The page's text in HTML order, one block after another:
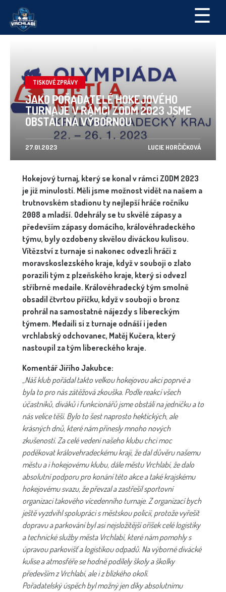
☰
TISKOVÉ ZPRÁVY
JAKO POŘADATELÉ HOKEJOVÉHO
TURNAJE V RÁMCI ZODM 2023 JSME
OBSTÁLI NA VÝBORNOU
27.01.2023 LUCIE HORČIČKOVÁ
Hokejový turnaj, který se konal v rámci ZODM 2023
je již minulostí. Měli jsme možnost vidět na našem a
trutnovském stadionu ty nejlepší hráče ročníku
2008 a mladší. Odehrály se tu skvělé zápasy a
především zápasy domácího, královéhradeckého
týmu, byly ozdobeny skvělou diváckou kulisou.
Vítězství z turnaje si nakonec odvezli hráči z
moravskoslezského kraje, když v souboji o zlato
porazili tým z plzeňského kraje, který si odvezl
stříbrné medaile. Královéhradecký tým smolně
obsadil čtvrtou příčku, když v souboji o bronz
prohrál na samostatné nájezdy s libereckým
týmem. Medaili si z turnaje odnáší i jeden
vrchlabský odchovanec, Matěj Kučera, který
nastoupil za tým libereckého kraje.
Komentář Jiřího Jakubce:
„Náš klub pořádal takto velkou hokejovou akci poprvé a
byla to pro nás zátěžová zkouška. Podle reakcí všech
účastníků, diváků i funkcionářů jsme obstáli na jedničku a to
nás velice těší. Bylo to šest naprosto hektických, ale
krásných dnů, které nám přinesly mnoho nových
zkušeností. Za celé vedení našeho klubu chci moc
poděkovat královehradeckému kraji, že dal důvěru našemu
městu a i hokejovému klubu, dále městu Vrchlabí, že dalo
absolutní podporu pro konání této akce a také krajskému
hokejovému svazu, že převzal a zastřešil sportovní
organizaci takového vícedenního turnaje. Z organizací bych
ještě vyzdvihl spolupráci s městskou policií, protože vyřešit
dopravu a parkování byl asi nejsložitější oříšek celé logistiky
a technické služby města Vrchlabí, které nám pomohly s
úpravou parkovišť a logistikou odpadů. Na výborné divácké
kulise a atmosféře se hodně podílely školy a školky
především z Vrchlabí, ale i z blízkého okolí.
Pořadatelský úspěch byl možný jen díky absolutnímu